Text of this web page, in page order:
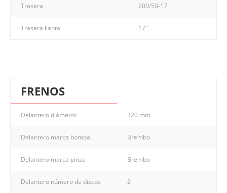
Trasera 200/50-17
Trasera llanta 17"
FRENOS
Delantero diámetro 320 mm
Delantero marca bomba Brembo
Delantero marca pinza Brembo
Delantero número de discos 2